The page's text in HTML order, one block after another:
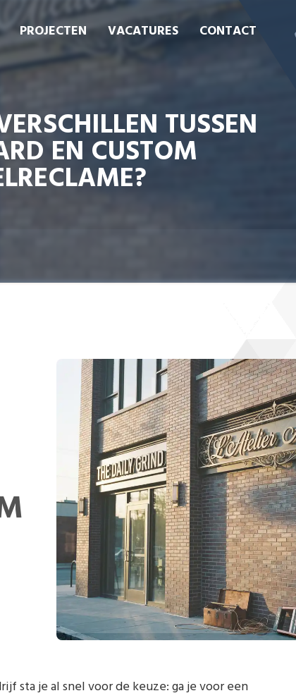
PROJECTEN VACATURES CONTACT
TUSSEN
EN CUSTOM
sta je al snel voor de keuze: ga je voor een